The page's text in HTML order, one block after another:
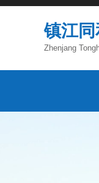
镇江同
Zhenjang